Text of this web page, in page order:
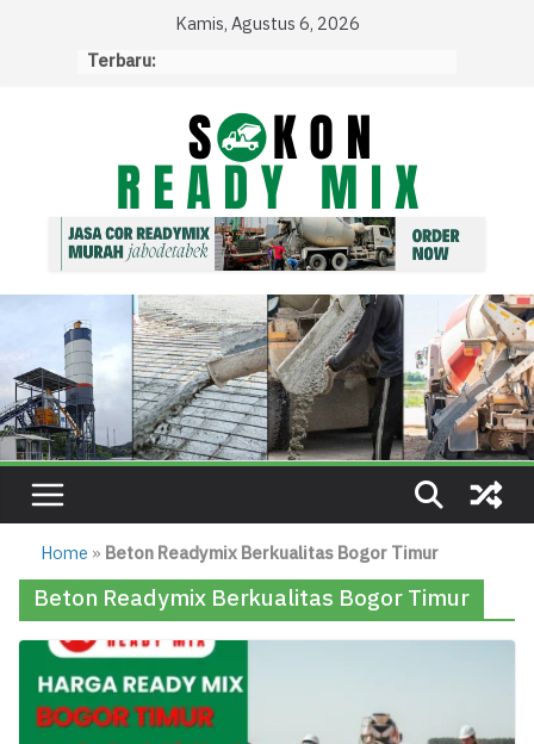
Kamis, Agustus 6, 2026
Terbaru:
Home » Beton Readymix Berkualitas Bogor Timur
Beton Readymix Berkualitas Bogor Timur